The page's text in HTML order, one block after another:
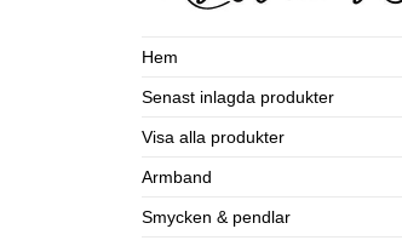
Hem
Senast inlagda produkter
Visa alla produkter
Armband
Smycken & pendlar